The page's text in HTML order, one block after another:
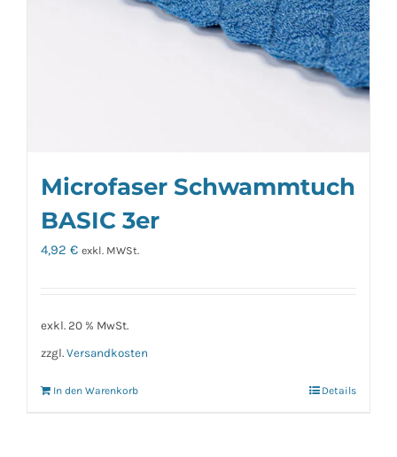
Microfaser Schwammtuch
BASIC 3er
4,92 € exkl. MWSt.
exkl. 20 % MwSt.
zzgl. Versandkosten
In den Warenkorb Details